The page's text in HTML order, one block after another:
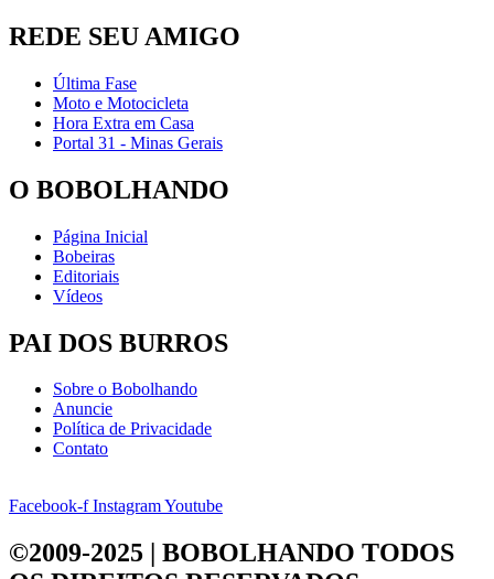
REDE SEU AMIGO
Última Fase
Moto e Motocicleta
Hora Extra em Casa
Portal 31 - Minas Gerais
O BOBOLHANDO
Página Inicial
Bobeiras
Editoriais
Vídeos
PAI DOS BURROS
Sobre o Bobolhando
Anuncie
Política de Privacidade
Contato
Facebook-f InstagramYoutube
©2009-2025 | BOBOLHANDO TODOS